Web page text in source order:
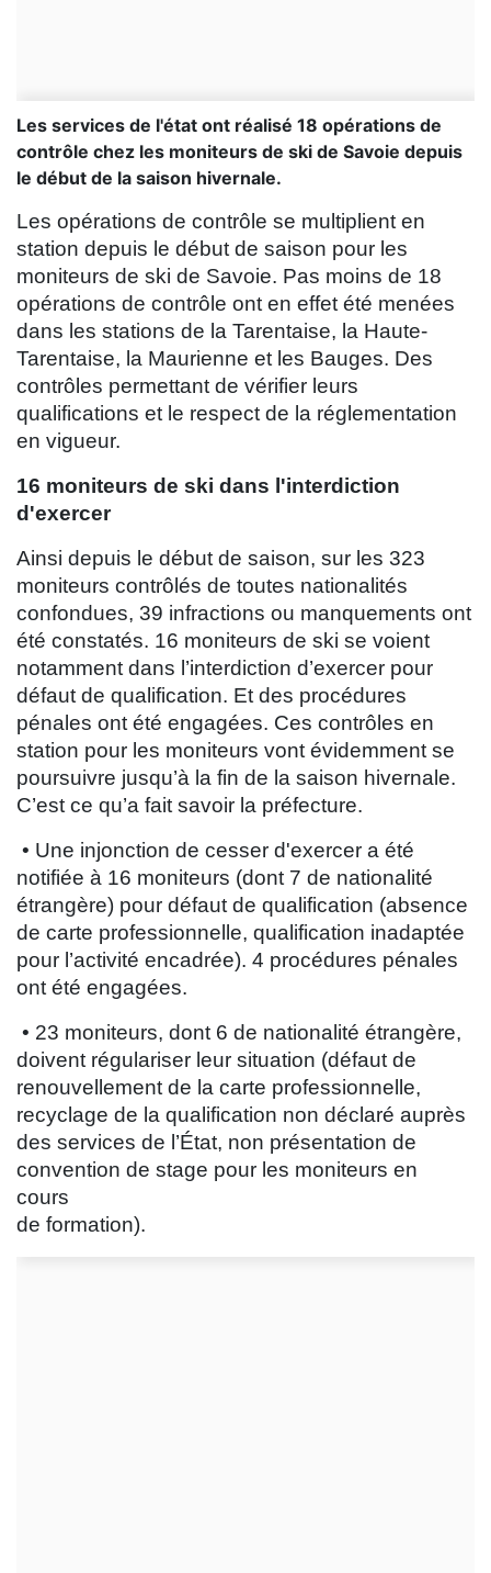
Les services de l'état ont réalisé 18 opérations de
contrôle chez les moniteurs de ski de Savoie depuis
le début de la saison hivernale.
Les opérations de contrôle se multiplient en
station depuis le début de saison pour les
moniteurs de ski de Savoie. Pas moins de 18
opérations de contrôle ont en effet été menées
dans les stations de la Tarentaise, la Haute-
Tarentaise, la Maurienne et les Bauges. Des
contrôles permettant de vérifier leurs
qualifications et le respect de la réglementation
en vigueur.
16 moniteurs de ski dans l'interdiction
d'exercer
Ainsi depuis le début de saison, sur les 323
moniteurs contrôlés de toutes nationalités
confondues, 39 infractions ou manquements ont
été constatés. 16 moniteurs de ski se voient
notamment dans l’interdiction d’exercer pour
défaut de qualification. Et des procédures
pénales ont été engagées. Ces contrôles en
station pour les moniteurs vont évidemment se
poursuivre jusqu’à la fin de la saison hivernale.
C’est ce qu’a fait savoir la préfecture.
• Une injonction de cesser d'exercer a été
notifiée à 16 moniteurs (dont 7 de nationalité
étrangère) pour défaut de qualification (absence
de carte professionnelle, qualification inadaptée
pour l’activité encadrée). 4 procédures pénales
ont été engagées.
• 23 moniteurs, dont 6 de nationalité étrangère,
doivent régulariser leur situation (défaut de
renouvellement de la carte professionnelle,
recyclage de la qualification non déclaré auprès
des services de l’État, non présentation de
convention de stage pour les moniteurs en
cours
de formation).